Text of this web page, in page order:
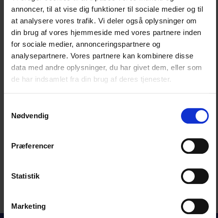
annoncer, til at vise dig funktioner til sociale medier og til
at analysere vores trafik. Vi deler også oplysninger om
din brug af vores hjemmeside med vores partnere inden
for sociale medier, annonceringspartnere og
analysepartnere. Vores partnere kan kombinere disse
data med andre oplysninger, du har givet dem, eller som
de har indsamlet fra din brug af deres tjenester.
Nødvendig
Præferencer
Statistik
Marketing
Jobsøgning
Legat til praktikophold
Medlemsfordele
Navneskilt
Ny tandplejerstuderende?